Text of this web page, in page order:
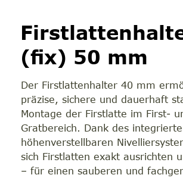
(fix) 50 mm
Der Firstlattenhalter 40 mm
präzise, sichere und dauerhaft
Montage der Firstlatte im First-
Gratbereich. Dank des
höhenverstellbaren
sich Firstlatten exakt ausrichten
– für einen sauberen und